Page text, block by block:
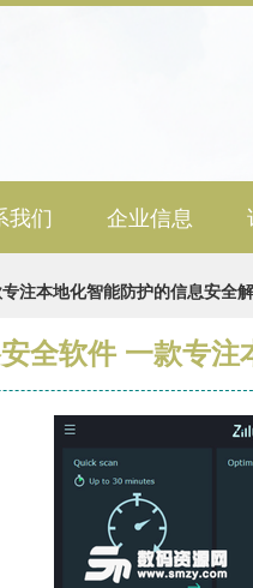
我们 企业信息
注本地化智能防护的信息安全
全软件 一款专注